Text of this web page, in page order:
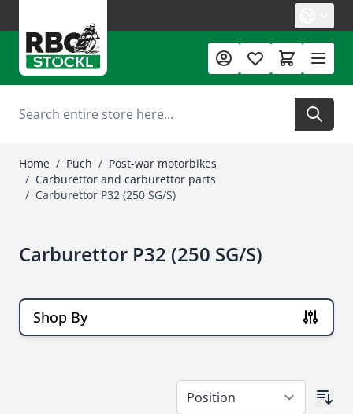
Search
Home / Puch / Post-war motorbikes
/ Carburettor and carburettor parts
/ Carburettor P32 (250 SG/S)
Carburettor P32 (250 SG/S)
Shop By